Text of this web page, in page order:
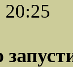
20:25